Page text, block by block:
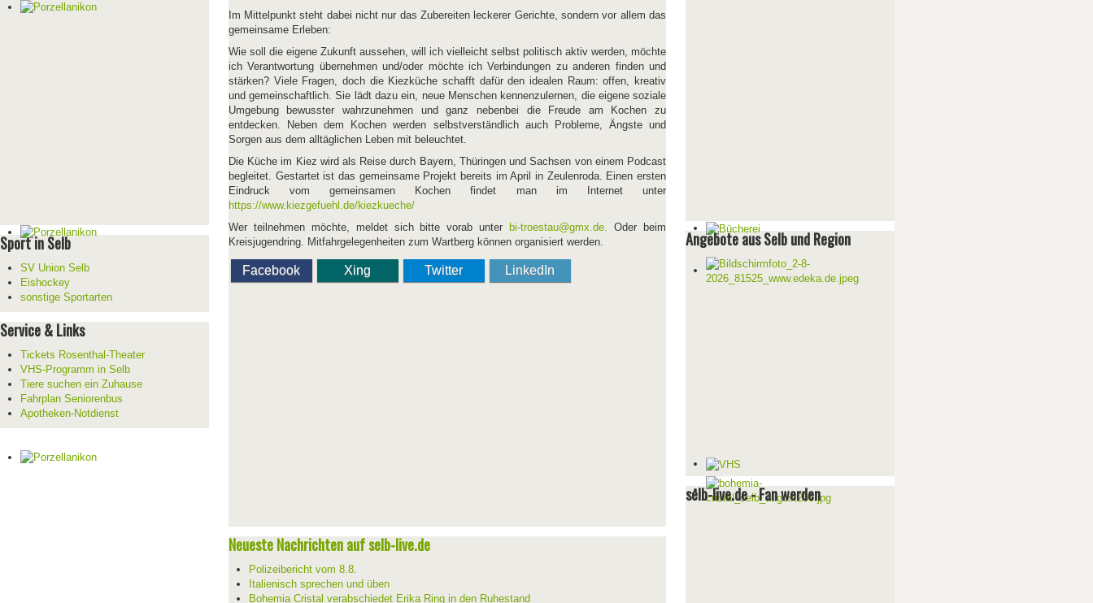
Sport in Selb
SV Union Selb
Eishockey
sonstige Sportarten
Service & Links
Tickets Rosenthal-Theater
VHS-Programm in Selb
Tiere suchen ein Zuhause
Fahrplan Seniorenbus
Apotheken-Notdienst
Im Mittelpunkt steht dabei nicht nur das Zubereiten leckerer Gerichte, sondern vor allem das
gemeinsame Erleben:
Wie soll die eigene Zukunft aussehen, will ich vielleicht selbst politisch aktiv werden, möchte
ich Verantwortung übernehmen und/oder möchte ich Verbindungen zu anderen finden und
stärken? Viele Fragen, doch die Kiezküche schafft dafür den idealen Raum: offen, kreativ
und gemeinschaftlich. Sie lädt dazu ein, neue Menschen kennenzulernen, die eigene soziale
Umgebung bewusster wahrzunehmen und ganz nebenbei die Freude am Kochen zu
entdecken. Neben dem Kochen werden selbstverständlich auch Probleme, Ängste und
Sorgen aus dem alltäglichen Leben mit beleuchtet.
Die Küche im Kiez wird als Reise durch Bayern, Thüringen und Sachsen von einem Podcast
begleitet. Gestartet ist das gemeinsame Projekt bereits im April in Zeulenroda. Einen ersten
Eindruck vom gemeinsamen Kochen findet man im Internet unter
https://www.kiezgefuehl.de/kiezkueche/
Wer teilnehmen möchte, meldet sich bitte vorab unter
bi-troestau@gmx.de. Oder beim
Kreisjugendring. Mitfahrgelegenheiten zum Wartberg können organisiert werden.
Facebook Xing Twitter LinkedIn
Neueste Nachrichten auf selb-live.de
Polizeibericht vom 8.8.
Italienisch sprechen und üben
Bohemia Cristal verabschiedet Erika Ring in den Ruhestand
Angebote aus Selb und Region
selb-live.de - Fan werden